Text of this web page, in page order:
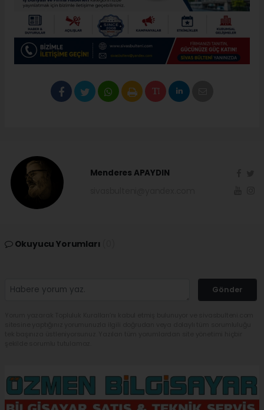
Menderes APAYDIN
Okuyucu Yorumları
Gönder